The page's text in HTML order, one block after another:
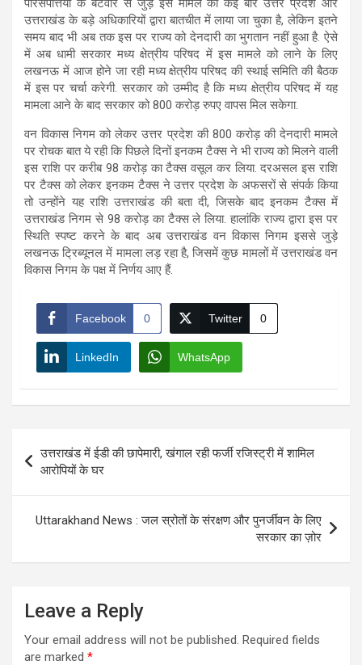
परिसंपत्तियों के बंटवारे से जुड़े इस मामले को कई बार उत्तर प्रदेश और
उत्तराखंड के बड़े अधिकारियों द्वारा बातचीत में लाया जा चुका है, लेकिन इतने
समय बाद भी अब तक इस पर राज्य को देनदारी का भुगतान नहीं हुआ है. ऐसे
में अब धामी सरकार मध्य क्षेत्रीय परिषद में इस मामले को लाने के लिए
लखनऊ में आज होने जा रही मध्य क्षेत्रीय परिषद की स्थाई समिति की बैठक
में इस पर चर्चा करेगी. सरकार को उम्मीद है कि मध्य क्षेत्रीय परिषद में यह
मामला आने के बाद सरकार को 800 करोड़ रुपए वापस मिल सकेगा.
वन विकास निगम को लेकर उत्तर प्रदेश की 800 करोड़ की देनदारी मामले
पर रोचक बात ये रही कि पिछले दिनों इनकम टैक्स ने भी राज्य को मिलने वाली
इस राशि पर करीब 98 करोड़ का टैक्स वसूल कर लिया. दरअसल इस राशि
पर टैक्स को लेकर इनकम टैक्स ने उत्तर प्रदेश के अफसरों से संपर्क किया
तो उन्होंने यह राशि उत्तराखंड की बता दी, जिसके बाद इनकम टैक्स में
उत्तराखंड निगम से 98 करोड़ का टैक्स ले लिया. हालांकि राज्य द्वारा इस पर
स्थिति स्पष्ट करने के बाद अब उत्तराखंड वन विकास निगम इससे जुड़े
लखनऊ ट्रिब्यूनल में मामला लड़ रहा है, जिसमें कुछ मामलों में उत्तराखंड वन
विकास निगम के पक्ष में निर्णय आए हैं.
Facebook 0 Twitter 0
LinkedIn WhatsApp
navigation
उत्तराखंड में ईडी की छापेमारी, खंगाल रही फर्जी रजिस्ट्री में शामिल
आरोपियों के घर
Uttarakhand News : जल स्रोतों के संरक्षण और पुनर्जीवन के लिए
सरकार का ज़ोर
Leave a Reply
Your email address will not be published. Required fields
are marked *